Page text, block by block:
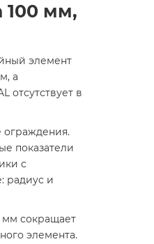
100 мм,
элемент
а
отсутствует в
ограждения.
показатели
с
радиус и
мм сокращает
элемента.